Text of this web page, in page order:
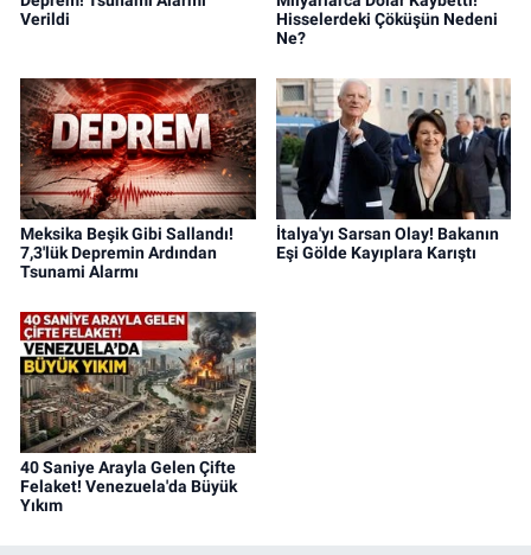
Verildi
Hisselerdeki Çöküşün Nedeni
Ne?
Meksika Beşik Gibi Sallandı!
7,3'lük Depremin Ardından
Tsunami Alarmı
İtalya'yı Sarsan Olay! Bakanın
Eşi Gölde Kayıplara Karıştı
40 Saniye Arayla Gelen Çifte
Felaket! Venezuela'da Büyük
Yıkım